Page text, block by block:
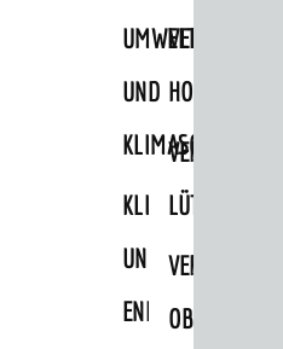
UMWELT-
UND
KLIMASCHUTZ
KLIMASCHUTZ
UND